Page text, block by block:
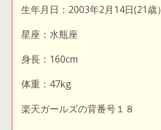
生年月日：2003年2月14日(21歳）
星座：水瓶座
身長：160cm
体重：47kg
楽天ガールズの背番号１８